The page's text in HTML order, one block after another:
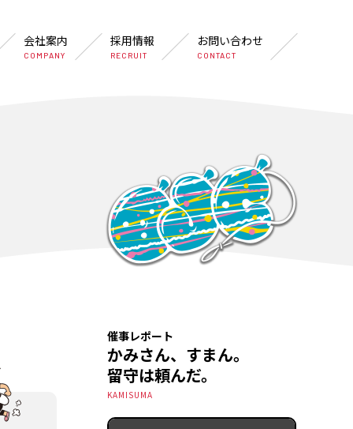
会社案内
COMPANY
採用情報
RECRUIT
お問い合わせ
CONTACT
催事レポート
かみさん、すまん。
留守は頼んだ。
KAMISUMA